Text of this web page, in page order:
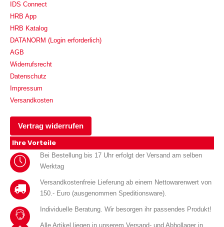
IDS Connect
HRB App
HRB Katalog
DATANORM (Login erforderlich)
AGB
Widerrufsrecht
Datenschutz
Impressum
Versandkosten
Vertrag widerrufen
Ihre Vorteile
Bei Bestellung bis 17 Uhr erfolgt der Versand am selben
Werktag
Versandkostenfreie Lieferung ab einem Nettowarenwert von
150.- Euro (ausgenommen Speditionsware).
Individuelle Beratung. Wir besorgen ihr passendes Produkt!
Alle Artikel liegen in unserem Versand- und Abhollager in